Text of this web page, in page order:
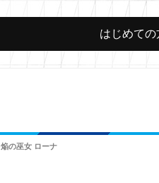
はじめての
焔の巫女 ローナ